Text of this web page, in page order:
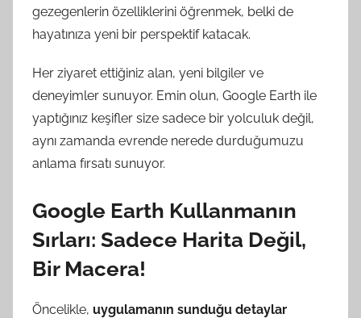
gezegenlerin özelliklerini öğrenmek, belki de
hayatınıza yeni bir perspektif katacak.
Her ziyaret ettiğiniz alan, yeni bilgiler ve
deneyimler sunuyor. Emin olun, Google Earth ile
yaptığınız keşifler size sadece bir yolculuk değil,
aynı zamanda evrende nerede durduğumuzu
anlama fırsatı sunuyor.
Google Earth Kullanmanın
Sırları: Sadece Harita Değil,
Bir Macera!
Öncelikle, uygulamanın sunduğu detaylar